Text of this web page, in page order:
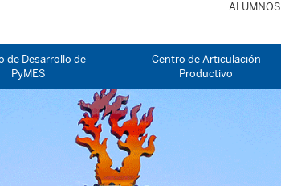
ALUMNOS
de Desarrollo de
PyMES
Centro de Articulación
Productivo